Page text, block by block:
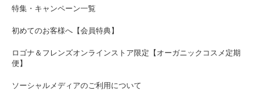
特集・キャンペーン一覧
初めてのお客様へ【会員特典】
ロゴナ＆フレンズオンラインストア限定【オーガニックコスメ定期
便】
ソーシャルメディアのご利用について